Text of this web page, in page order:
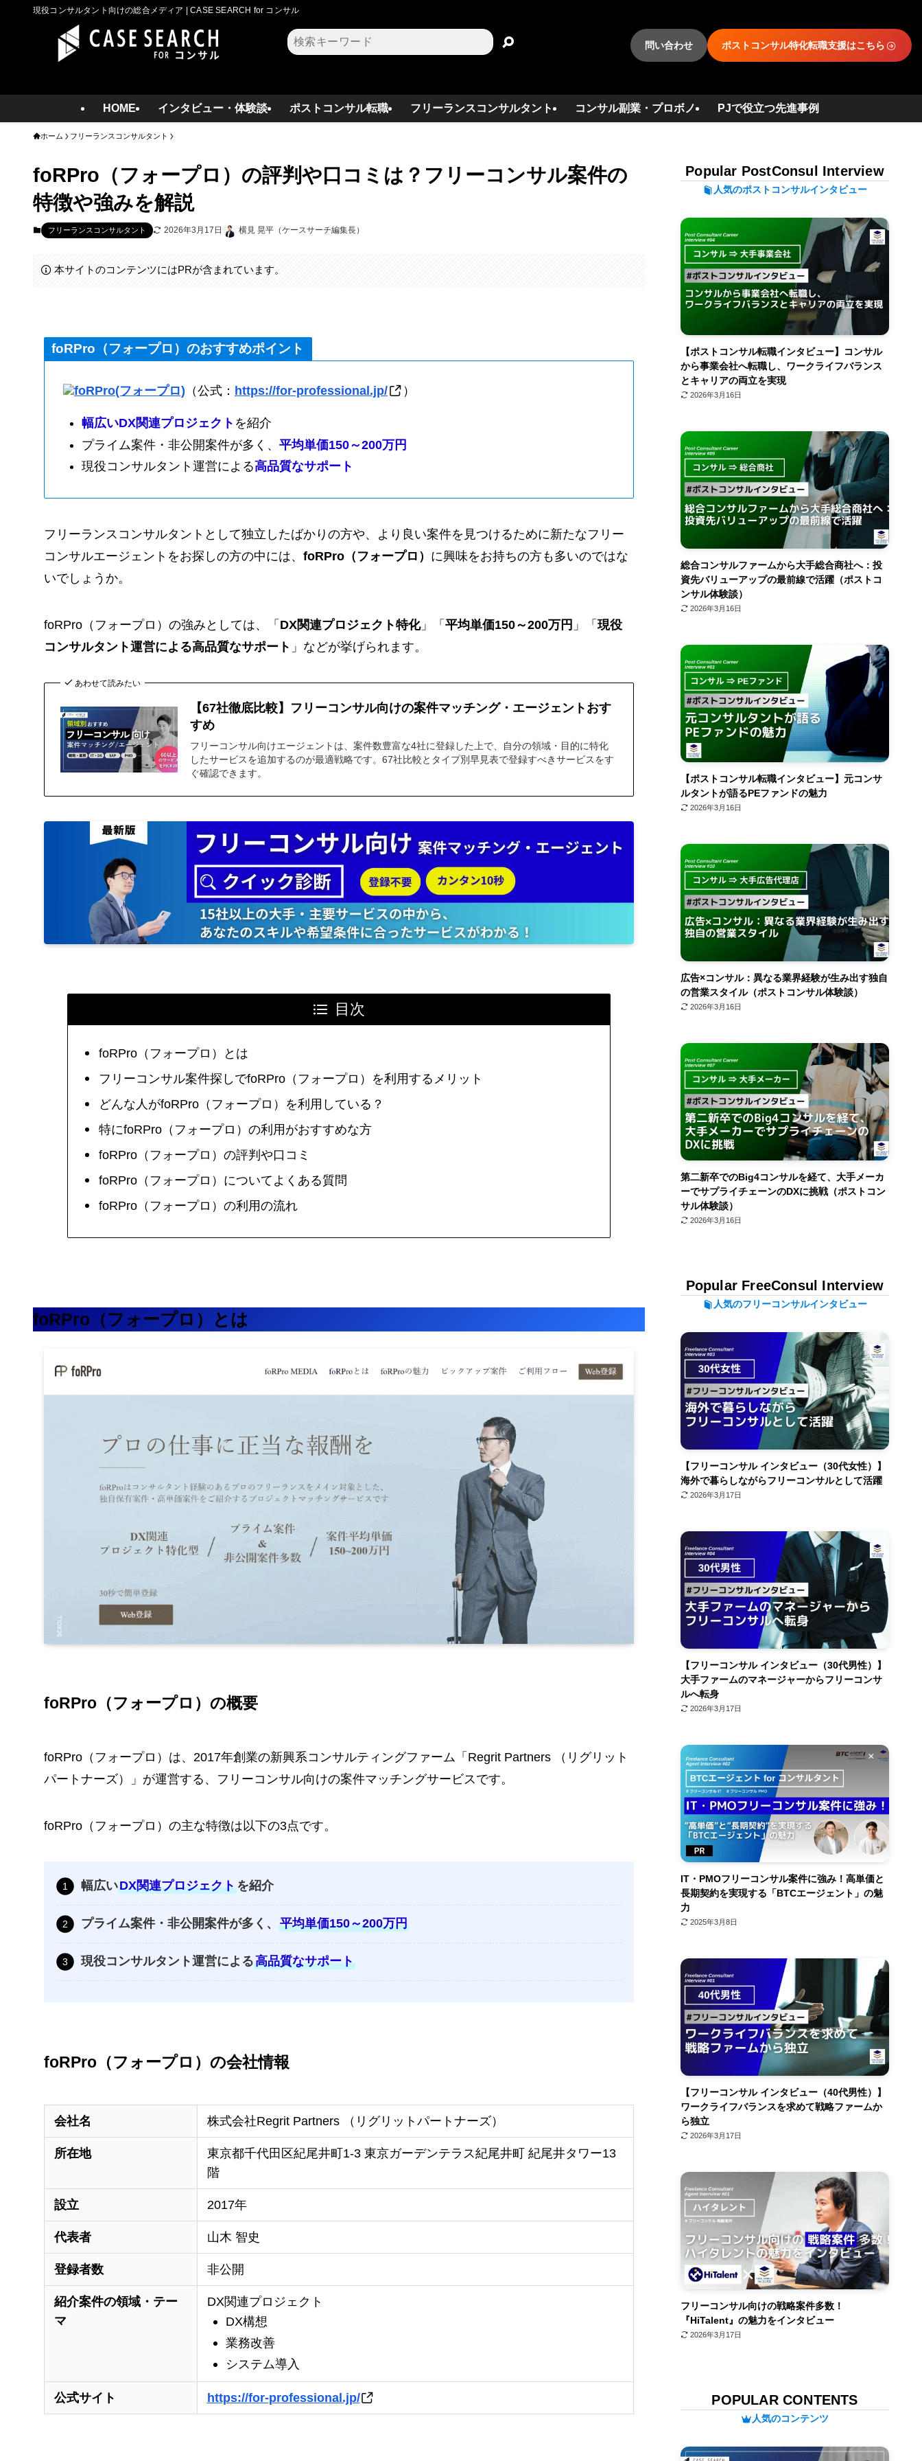
現役コンサルタント向けの総合メディア | CASE SEARCH for コンサル
HOME インタビュー・体験談 ポストコンサル転職 フリーランスコンサルタント コンサル副業・プロボノ PJで役立つ先進事例
検
索
問い合わせ ポストコンサル特化転職支援はこちら
ホーム フリーランスコンサルタント
foRPro（フォープロ）の評判や口コミは？フリーコンサル案件の
特徴や強みを解説
フリーランスコンサルタント 2026年3月17日 横見 晃平（ケースサーチ編集長）
本サイトのコンテンツにはPRが含まれています。
foRPro（フォープロ）のおすすめポイント
foRPro(フォープロ) （公式： https://for-professional.jp/ ）
幅広いDX関連プロジェクト を紹介
プライム案件・非公開案件が多く、 平均単価150～200万円
現役コンサルタント運営による高品質なサポート
フリーランスコンサルタントとして独立したばかりの方や、より良い案件を見つけるために新たなフリー
コンサルエージェントをお探しの方の中には、 foRPro（フォープロ） に興味をお持ちの方も多いのではな
いでしょうか。
foRPro（フォープロ）の強みとしては、「 DX関連プロジェクト特化」「 平均単価150～200万円 」「 現役
コンサルタント運営による高品質なサポート 」などが挙げられます。
あわせて読みたい
【67社徹底比較】フリーコンサル向けの案件マッチング・エージェントおす
すめ
フリーコンサル向けエージェントは、案件数豊富な4社に登録した上で、自分の領域・目的に特化
したサービスを追加するのが最適戦略です。67社比較とタイプ別早見表で登録すべきサービスをす
ぐ確認できます。
目次
foRPro（フォープロ）とは
フリーコンサル案件探しでfoRPro（フォープロ）を利用するメリット
どんな人がfoRPro（フォープロ）を利用している？
特にfoRPro（フォープロ）の利用がおすすめな方
foRPro（フォープロ）の評判や口コミ
foRPro（フォープロ）についてよくある質問
foRPro（フォープロ）の利用の流れ
foRPro（フォープロ）とは
foRPro（フォープロ）の概要
foRPro（フォープロ）は、2017年創業の新興系コンサルティングファーム「Regrit Partners （リグリット
パートナーズ）」が運営する、フリーコンサル向けの案件マッチングサービスです。
foRPro（フォープロ）の主な特徴は以下の3点です。
幅広いDX関連プロジェクト を紹介
プライム案件・非公開案件が多く、 平均単価150～200万円
現役コンサルタント運営による高品質なサポート
foRPro（フォープロ）の会社情報
会社名 株式会社Regrit Partners （リグリットパートナーズ）
所在地
東京都千代田区紀尾井町1-3 東京ガーデンテラス紀尾井町 紀尾井タワー13
階
設立 2017年
代表者 山木 智史
登録者数 非公開
紹介案件の領域・テー
マ
DX関連プロジェクト
DX構想
業務改善
システム導入
公式サイト https://for-professional.jp/
Popular PostConsul Interview
人気のポストコンサルインタビュー
【ポストコンサル転職インタビュー】コンサル
から事業会社へ転職し、ワークライフバランス
とキャリアの両立を実現
2026年3月16日
総合コンサルファームから大手総合商社へ：投
資先バリューアップの最前線で活躍（ポストコ
ンサル体験談）
2026年3月16日
【ポストコンサル転職インタビュー】元コンサ
ルタントが語るPEファンドの魅力
2026年3月16日
広告×コンサル：異なる業界経験が生み出す独自
の営業スタイル（ポストコンサル体験談）
2026年3月16日
第二新卒でのBig4コンサルを経て、大手メーカ
ーでサプライチェーンのDXに挑戦（ポストコン
サル体験談）
2026年3月16日
Popular FreeConsul Interview
人気のフリーコンサルインタビュー
【フリーコンサル インタビュー（30代女性）】
海外で暮らしながらフリーコンサルとして活躍
2026年3月17日
【フリーコンサル インタビュー（30代男性）】
大手ファームのマネージャーからフリーコンサ
ルへ転身
2026年3月17日
IT・PMOフリーコンサル案件に強み！高単価と
長期契約を実現する「BTCエージェント」の魅
力
2025年3月8日
【フリーコンサル インタビュー（40代男性）】
ワークライフバランスを求めて戦略ファームか
ら独立
2026年3月17日
フリーコンサル向けの戦略案件多数！
『HiTalent』の魅力をインタビュー
2026年3月17日
POPULAR CONTENTS
人気のコンテンツ